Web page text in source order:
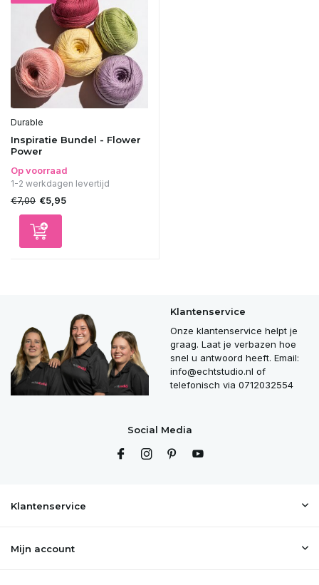
Durable
Inspiratie Bundel - Flower
Power
Op voorraad
1-2 werkdagen levertijd
€7,00 €5,95
Klantenservice
Onze klantenservice helpt je
graag. Laat je verbazen hoe
snel u antwoord heeft. Email:
info@echtstudio.nl of
telefonisch via 0712032554
Social Media
Klantenservice
Mijn account